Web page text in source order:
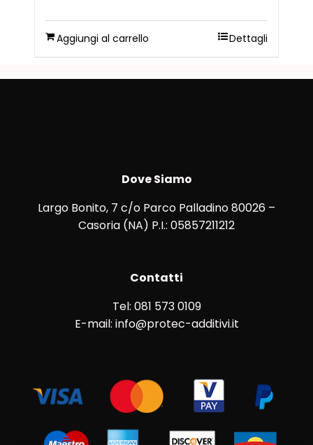
Aggiungi al carrello Dettagli
Dove Siamo
Largo Bonito, 7 c/o Parco Palladino 80026 –
Casoria (NA) P.I.: 05857211212
Contatti
Tel: 081 573 0109
E-mail: info@protec-additivi.it